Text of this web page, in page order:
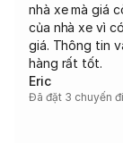
nhà xe mà giá
của nhà xe vì
giá. Thông tin
hàng rất tốt.
Eric
Đã đặt 3 chuyến